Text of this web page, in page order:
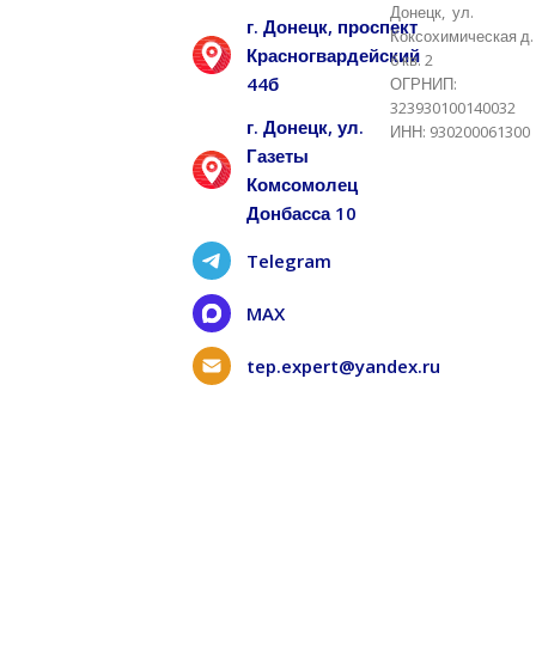
г. Донецк, проспект
Красногвардейский
44б
г. Донецк, ул.
Газеты
Комсомолец
Донбасса 10
Telegram
MAX
tep.expert@yandex.ru
Донецк, ул.
Коксохимическая д.
6 кв. 2
ОГРНИП:
323930100140032
ИНН: 930200061300